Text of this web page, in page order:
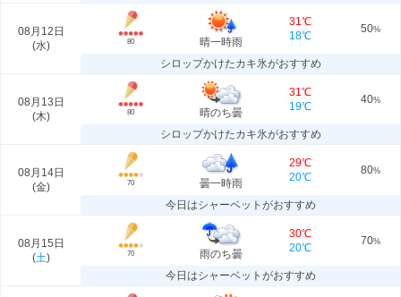
08月12日
(水) 80 晴一時雨
31℃
18℃
50%
シロップかけたカキ氷がおすすめ
08月13日
(木) 80 晴のち曇
31℃
19℃
40%
シロップかけたカキ氷がおすすめ
08月14日
(金) 70 曇一時雨
29℃
20℃
80%
今日はシャーベットがおすすめ
08月15日
(土) 70 雨のち曇
30℃
20℃
70%
今日はシャーベットがおすすめ